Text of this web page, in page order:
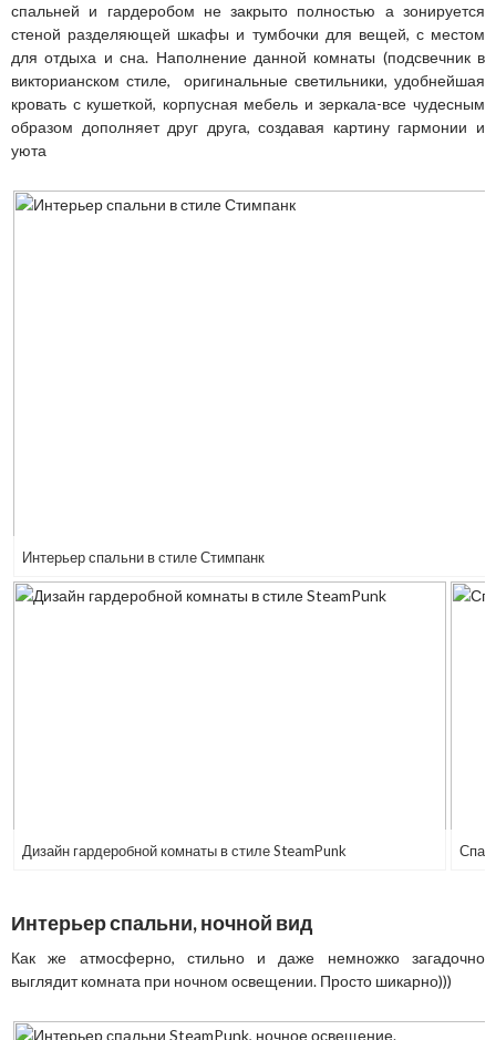
спальней и гардеробом не закрыто полностью а зонируется
стеной разделяющей шкафы и тумбочки для вещей, с местом
для отдыха и сна. Наполнение данной комнаты (подсвечник в
викторианском стиле, оригинальные светильники, удобнейшая
кровать с кушеткой, корпусная мебель и зеркала-все чудесным
образом дополняет друг друга, создавая картину гармонии и
уюта
Интерьер спальни в стиле Стимпанк
Дизайн гардеробной комнаты в стиле SteamPunk
Интерьер спальни, ночной вид
Как же атмосферно, стильно и даже немножко загадочно
выглядит комната при ночном освещении. Просто шикарно)))